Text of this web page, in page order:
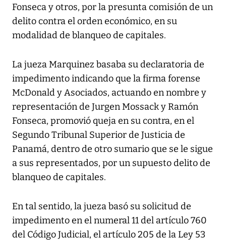
Fonseca y otros, por la presunta comisión de un
delito contra el orden económico, en su
modalidad de blanqueo de capitales.
La jueza Marquinez basaba su declaratoria de
impedimento indicando que la firma forense
McDonald y Asociados, actuando en nombre y
representación de Jurgen Mossack y Ramón
Fonseca, promovió queja en su contra, en el
Segundo Tribunal Superior de Justicia de
Panamá, dentro de otro sumario que se le sigue
a sus representados, por un supuesto delito de
blanqueo de capitales.
En tal sentido, la jueza basó su solicitud de
impedimento en el numeral 11 del artículo 760
del Código Judicial, el artículo 205 de la Ley 53